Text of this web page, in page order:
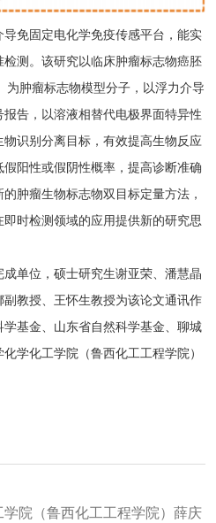
免固定电化学免疫传感平台，能实
测。该研究以临床肿瘤标志物癌胚
为肿瘤标志物模型分子，以浮力介导
告，以溶液相替代电极界面特异性
识别分离目标，有效提高生物反应
阳性或假阴性概率，提高诊断准确
肿瘤生物标志物双目标定量方法，
时检测领域的应用提供新的研究思
单位，硕士研究生谢亚荣、潘慧晶
教授、王怀生教授为该论文通讯作
基金、山东省自然科学基金、聊城
学化工学院（鲁西化工工程学院）
院（鲁西化工工程学院）薛庆